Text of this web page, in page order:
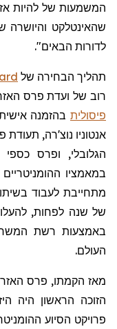
המשמעות של להיות
שהאינטלקט והיושרה
לדורות הבאים".
תהליך הבחירה של
רוב של ועדת פרס
פיסולית בהזמנה
אנטוניו נוצ'רה, תעודת
במאמציו
מתחייבת לעבוד
של שנה לפחות,
העולם.
מאז הקמתו, פרס
הזוכה הראשון היה
פרויקט הסיוע